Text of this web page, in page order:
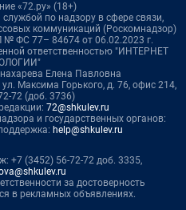
«72.ру» (18+)
по надзору в сфере связи,
коммуникаций (Роскомнадзор)
ФС 77– 84674 от 06.02.2023 г.
ответственностью "ИНТЕРНЕТ
Елена Павловна
Максима Горького, д. 76, офис 214,
72 (доб. 3736)
72@shkulev.ru
и государственных органов:
help@shkulev.ru
+7 (3452) 56-72-72 доб. 3335,
за достоверность
в рекламных объявлениях.